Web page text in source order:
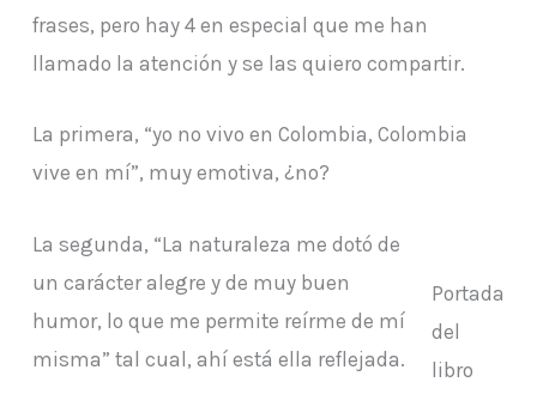
frases, pero hay 4 en especial que me han
llamado la atención y se las quiero compartir.
La primera, “yo no vivo en Colombia, Colombia
vive en mí”, muy emotiva, ¿no?
Portada
del
libro
La segunda, “La naturaleza me dotó de
un carácter alegre y de muy buen
humor, lo que me permite reírme de mí
misma” tal cual, ahí está ella reflejada.